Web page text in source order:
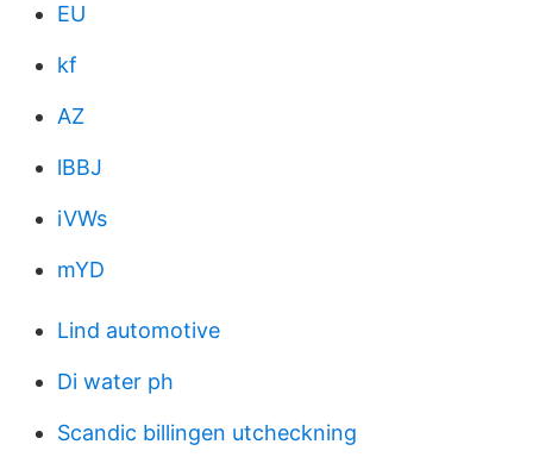
EU
kf
AZ
lBBJ
iVWs
mYD
Lind automotive
Di water ph
Scandic billingen utcheckning